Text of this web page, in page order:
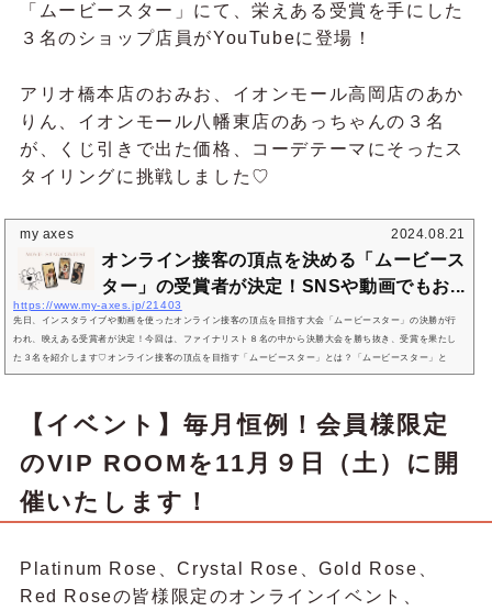
「ムービースター」にて、栄えある受賞を手にした
３名のショップ店員がYouTubeに登場！
アリオ橋本店のおみお、イオンモール高岡店のあか
りん、イオンモール八幡東店のあっちゃんの３名
が、くじ引きで出た価格、コーデテーマにそったス
タイリングに挑戦しました♡
my axes 2024.08.21
オンライン接客の頂点を決める「ムービース
ター」の受賞者が決定！SNSや動画でもお...
https://www.my-axes.jp/21403
先日、インスタライブや動画を使ったオンライン接客の頂点を目指す大会「ムービースター」の決勝が行
われ、映えある受賞者が決定！今回は、ファイナリスト８名の中から決勝大会を勝ち抜き、受賞を果たし
た３名を紹介します♡オンライン接客の頂点を目指す「ムービースター」とは？「ムービースター」と
は、SNSや動画を活用し、よりブランドを広め、お客様にドキドキワクワクしてもらえる配信を目指す大
をしたり、接客を行ったりすること...
【イベント】毎月恒例！会員様限定
のVIP ROOMを11月９日（土）に開
催いたします！
Platinum Rose、Crystal Rose、Gold Rose、
Red Roseの皆様限定のオンラインイベント、